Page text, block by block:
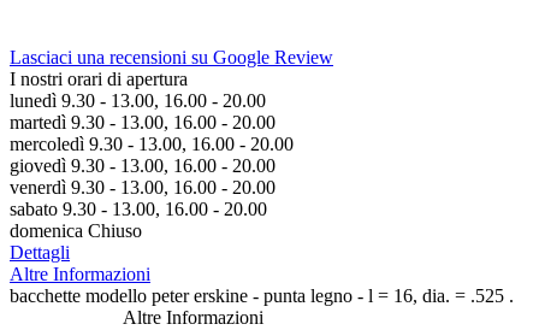
Lasciaci una recensioni su Google Review
I nostri orari di apertura
lunedì 9.30 - 13.00, 16.00 - 20.00
martedì 9.30 - 13.00, 16.00 - 20.00
mercoledì 9.30 - 13.00, 16.00 - 20.00
giovedì 9.30 - 13.00, 16.00 - 20.00
venerdì 9.30 - 13.00, 16.00 - 20.00
sabato 9.30 - 13.00, 16.00 - 20.00
domenica Chiuso
Dettagli
Altre Informazioni
bacchette modello peter erskine - punta legno - l = 16, dia. = .525 .
Altre Informazioni